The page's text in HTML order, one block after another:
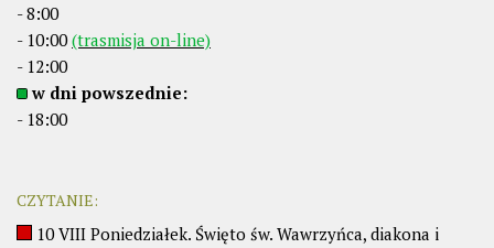
- 8:00
- 10:00(trasmisja on-line)
- 12:00
w dni powszednie:
- 18:00
CZYTANIE:
10 VIII Poniedziałek. Święto św. Wawrzyńca, diakona i